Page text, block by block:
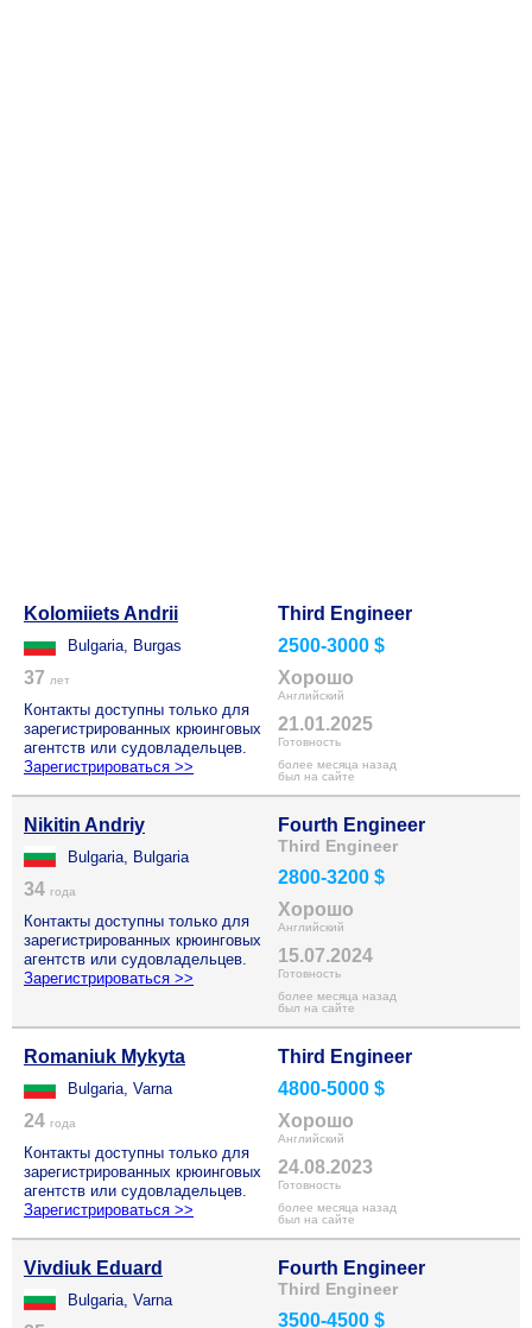
Kolomiiets Andrii
Bulgaria, Burgas
37 лет
Контакты доступны только для
зарегистрированных крюинговых
агентств или судовладельцев.
Зарегистрироваться >>
Third Engineer
2500-3000 $
Хорошо
Английский
21.01.2025
Готовность
более месяца назад
был на сайте
Nikitin Andriy
Bulgaria, Bulgaria
34 года
Контакты доступны только для
зарегистрированных крюинговых
агентств или судовладельцев.
Зарегистрироваться >>
Fourth Engineer
Third Engineer
2800-3200 $
Хорошо
Английский
15.07.2024
Готовность
более месяца назад
был на сайте
Romaniuk Mykyta
Bulgaria, Varna
24 года
Контакты доступны только для
зарегистрированных крюинговых
агентств или судовладельцев.
Зарегистрироваться >>
Third Engineer
4800-5000 $
Хорошо
Английский
24.08.2023
Готовность
более месяца назад
был на сайте
Vivdiuk Eduard
Bulgaria, Varna
Fourth Engineer
Third Engineer
3500-4500 $